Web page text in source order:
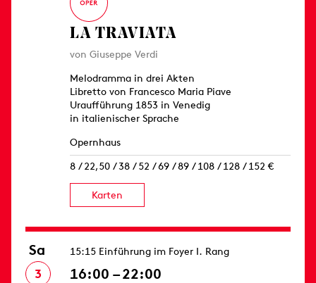
LA TRAVIATA
von Giuseppe Verdi
Melodramma in drei Akten
Libretto von Francesco Maria Piave
Uraufführung 1853 in Venedig
in italienischer Sprache
Opernhaus
8 / 22,50 / 38 / 52 / 69 / 89 / 108 / 128 / 152 €
Karten
Sa
3
15:15 Einführung im Foyer I. Rang
16:00 – 22:00